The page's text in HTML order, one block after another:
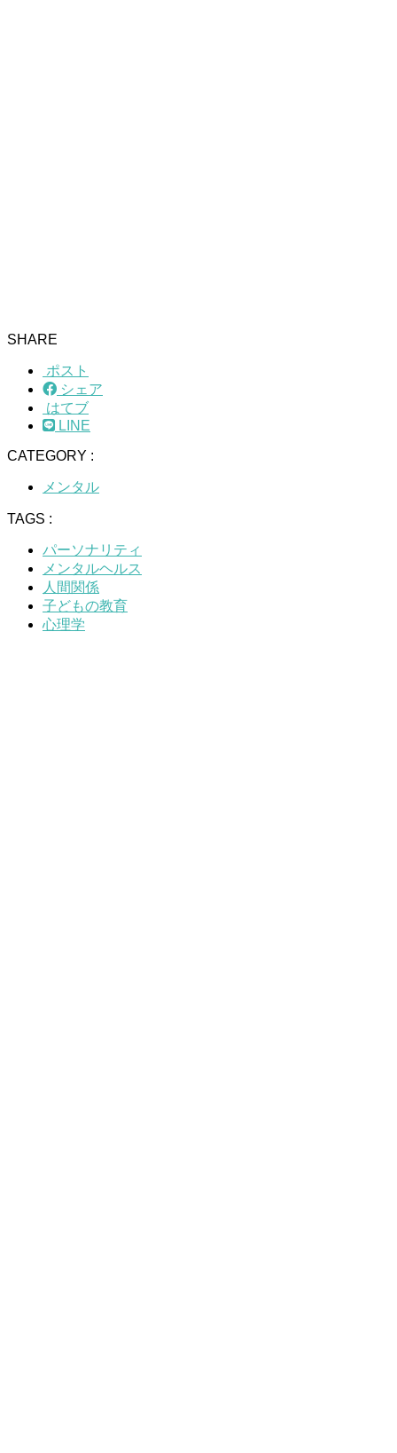
SHARE
ポスト
シェア
はてブ
LINE
CATEGORY :
メンタル
TAGS :
パーソナリティ
メンタルヘルス
人間関係
子どもの教育
心理学